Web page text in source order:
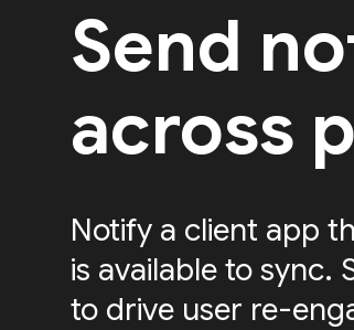
Send
across
Notify a client app
is available to sync.
to drive user re-